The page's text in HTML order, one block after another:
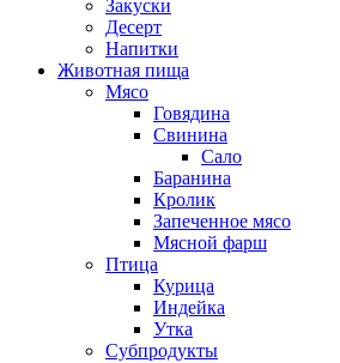
Закуски
Десерт
Напитки
Животная пища
Мясо
Говядина
Свинина
Сало
Баранина
Кролик
Запеченное мясо
Мясной фарш
Птица
Курица
Индейка
Утка
Субпродукты